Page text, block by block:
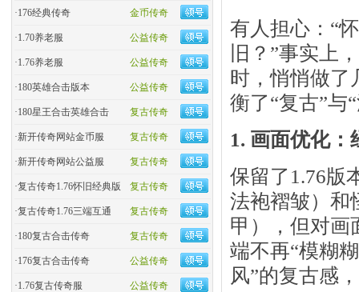
金币传奇
·176经典传奇
公益传奇
·1.70养老服
公益传奇
·1.76养老服
公益传奇
·180英雄合击版本
复古传奇
·180星王合击英雄合击
复古传奇
·新开传奇网站金币服
复古传奇
·新开传奇网站公益服
复古传奇
·复古传奇1.76怀旧经典版
复古传奇
·复古传奇1.76三端互通
复古传奇
·180复古合击传奇
公益传奇
·176复古合击传奇
公益传奇
·1.76复古传奇服
有人担心：“
旧？”事实上
时，悄悄做了
衡了“复古”与
1. 画面优化
保留了1.76版
法袍褶皱）和
甲），但对
端不再“模糊
风”的复古感